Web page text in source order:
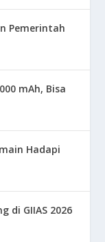
Pemerintah
mAh, Bisa
Hadapi
di GIIAS 2026